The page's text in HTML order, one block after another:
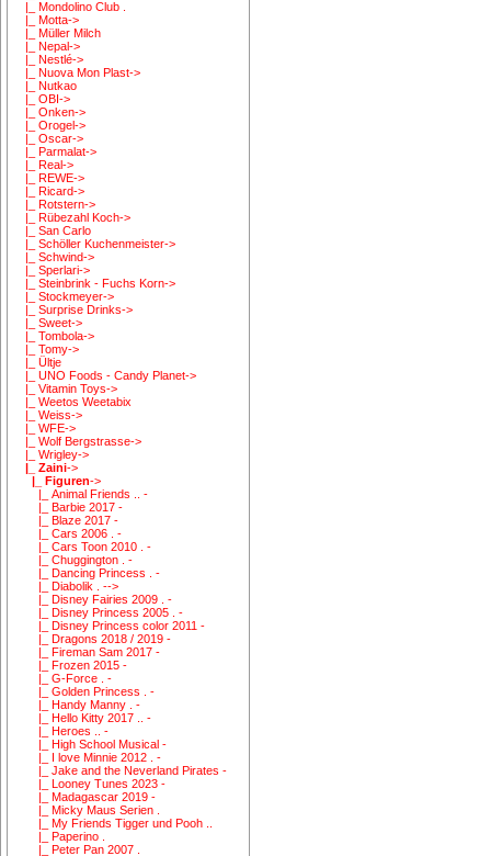
|_ Mondolino Club .
|_ Motta->
|_ Müller Milch
|_ Nepal->
|_ Nestlé->
|_ Nuova Mon Plast->
|_ Nutkao
|_ OBI->
|_ Onken->
|_ Orogel->
|_ Oscar->
|_ Parmalat->
|_ Real->
|_ REWE->
|_ Ricard->
|_ Rotstern->
|_ Rübezahl Koch->
|_ San Carlo
|_ Schöller Kuchenmeister->
|_ Schwind->
|_ Sperlari->
|_ Steinbrink - Fuchs Korn->
|_ Stockmeyer->
|_ Surprise Drinks->
|_ Sweet->
|_ Tombola->
|_ Tomy->
|_ Ültje
|_ UNO Foods - Candy Planet->
|_ Vitamin Toys->
|_ Weetos Weetabix
|_ Weiss->
|_ WFE->
|_ Wolf Bergstrasse->
|_ Wrigley->
|_ Zaini->
|_ Figuren->
|_ Animal Friends .. -
|_ Barbie 2017 -
|_ Blaze 2017 -
|_ Cars 2006 . -
|_ Cars Toon 2010 . -
|_ Chuggington . -
|_ Dancing Princess . -
|_ Diabolik . -->
|_ Disney Fairies 2009 . -
|_ Disney Princess 2005 . -
|_ Disney Princess color 2011 -
|_ Dragons 2018 / 2019 -
|_ Fireman Sam 2017 -
|_ Frozen 2015 -
|_ G-Force . -
|_ Golden Princess . -
|_ Handy Manny . -
|_ Hello Kitty 2017 .. -
|_ Heroes .. -
|_ High School Musical -
|_ I love Minnie 2012 . -
|_ Jake and the Neverland Pirates -
|_ Looney Tunes 2023 -
|_ Madagascar 2019 -
|_ Micky Maus Serien .
|_ My Friends Tigger und Pooh ..
|_ Paperino .
|_ Peter Pan 2007 .